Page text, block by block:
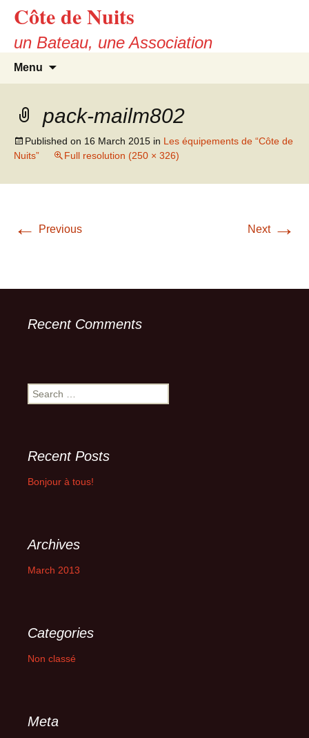
content
Côte de Nuits
un Bateau, une Association
Menu
pack-mailm802
Published on 16 March 2015 in Les équipements de “Côte de
Nuits”
Full resolution (250 × 326)
← Previous Next →
Recent Comments
Search
for:
Recent Posts
Bonjour à tous!
Archives
March 2013
Categories
Non classé
Meta